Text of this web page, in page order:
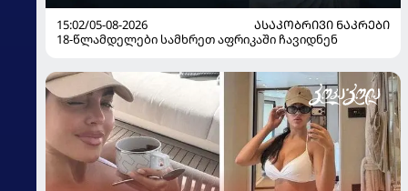
15:02/05-08-2026
ᲐᲡᲐᲙᲝᲑᲠᲘᲕᲘ ᲜᲐᲙᲠᲔᲑᲘ
18-წლამდელები სამხრეთ აფრიკაში ჩავიდნენ